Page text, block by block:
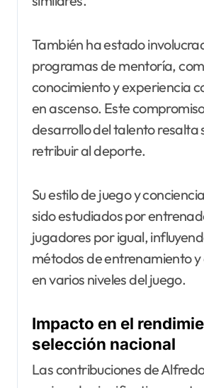
También ha estado
programas de mentoría,
conocimiento y experiencia
en ascenso. Este
desarrollo del talento resalta
retribuir al deporte.
Su estilo de juego y
sido estudiados por
jugadores por igual,
métodos de entrenamiento
en varios niveles del juego.
Impacto en el
selección nacional
Las contribuciones de